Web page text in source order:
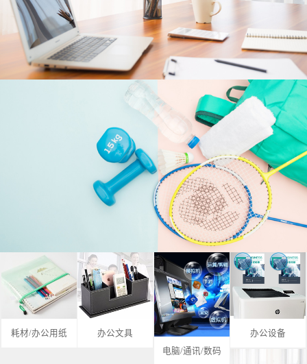
耗材/办公用纸
办公文具
电脑/通讯/数码
办公设备